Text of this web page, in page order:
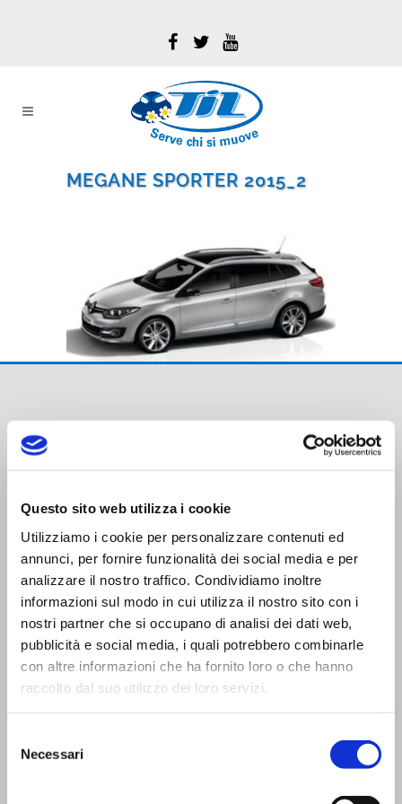
Questo sito web utilizza i cookie
Utilizziamo i cookie per personalizzare contenuti ed
annunci, per fornire funzionalità dei social media e per
analizzare il nostro traffico. Condividiamo inoltre
informazioni sul modo in cui utilizza il nostro sito con i
nostri partner che si occupano di analisi dei dati web,
pubblicità e social media, i quali potrebbero combinarle
con altre informazioni che ha fornito loro o che hanno
raccolto dal suo utilizzo dei loro servizi.
delNecessari
MEGANE SPORTER 2015_2
Trasporti Integrati e Logistica S.r.l.
Servizi e Management TIL srl a socio unico
CONTATTI
Viale Trento Trieste,13
Tel:0522 927654